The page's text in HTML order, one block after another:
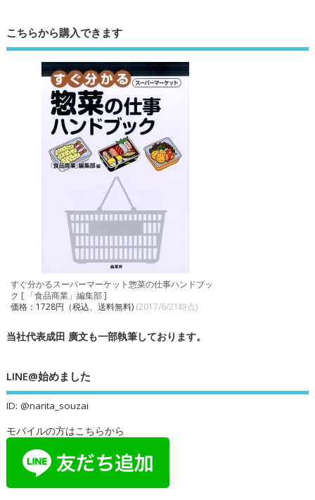
こちらから購入できます
すぐ分かるスーパーマーケット惣菜の仕事ハンドブッ
ク [ 「食品商業」編集部 ]
価格：1728円（税込、送料無料) (2017/6/21時点)
当社代表成田 廣文も一部執筆しております。
LINE@始めました
ID: @narita_souzai
モバイルの方はこちらから